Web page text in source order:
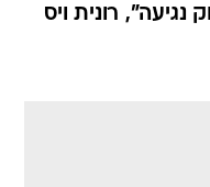
רונית ויס